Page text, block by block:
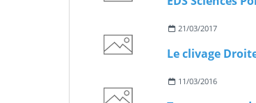
21/03/2017
11/03/2016